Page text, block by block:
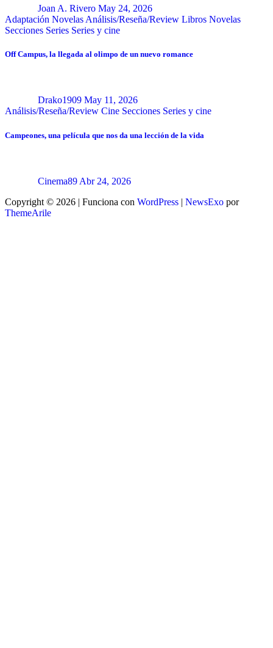
Joan A. Rivero May 24, 2026
Adaptación Novelas Análisis/Reseña/Review Libros Novelas
Secciones Series Series y cine
Off Campus, la llegada al olimpo de un nuevo romance
Drako1909 May 11, 2026
Análisis/Reseña/Review Cine Secciones Series y cine
Campeones, una película que nos da una lección de la vida
Cinema89 Abr 24, 2026
Copyright © 2026 | Funciona con WordPress | NewsExo por
ThemeArile